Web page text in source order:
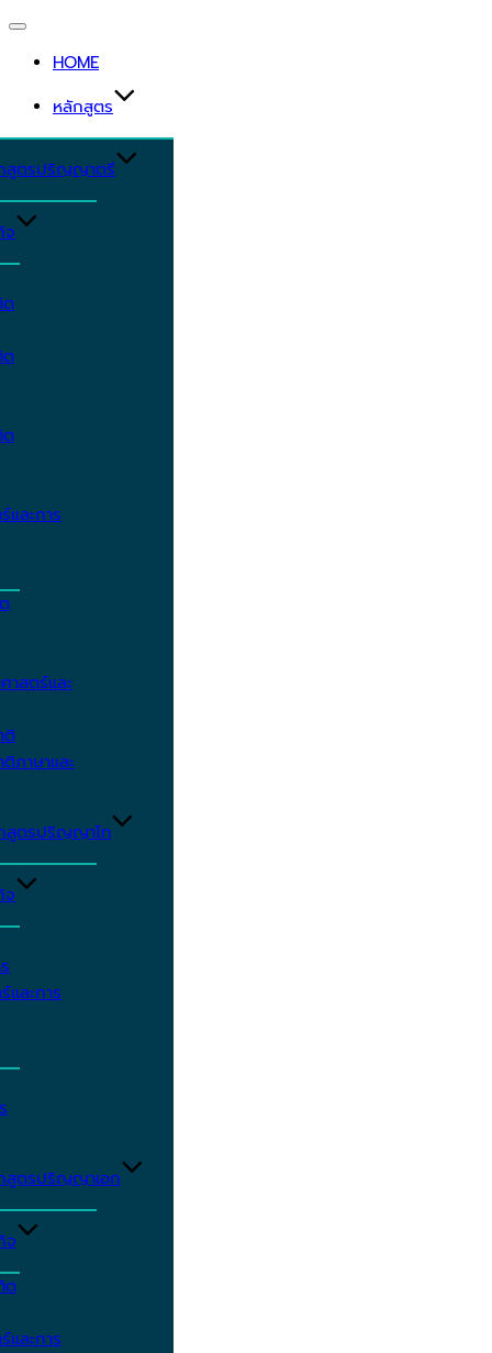
Toggle
navigation
HOME
หลักสูตร
สูตรปริญญาตรี
จ
ต
ต
ต
ละการ
สตร์และ
ติ
ภาษาและ
สูตรปริญญาโท
จ
ละการ
สูตรปริญญาเอก
จ
ต
ละการ